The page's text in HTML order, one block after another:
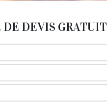
DEVIS GRATUIT